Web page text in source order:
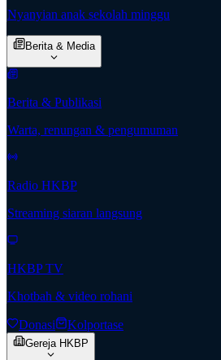
Nyanyian anak sekolah minggu
Berita & Media
Berita & Publikasi
Warta, renungan & pengumuman
Radio HKBP
Streaming siaran langsung
HKBP TV
Khotbah & video rohani
Donasi Kolportase
Gereja HKBP